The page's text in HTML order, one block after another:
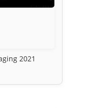
2021